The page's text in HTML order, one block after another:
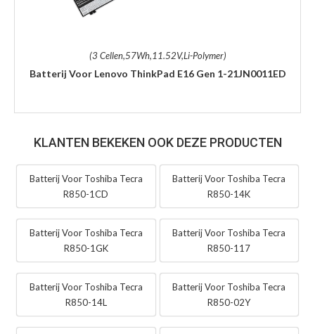
(3 Cellen,57Wh,11.52V,Li-Polymer)
Batterij Voor Lenovo ThinkPad E16 Gen 1-21JN0011ED
KLANTEN BEKEKEN OOK DEZE PRODUCTEN
Batterij Voor Toshiba Tecra
R850-1CD
Batterij Voor Toshiba Tecra
R850-14K
Batterij Voor Toshiba Tecra
R850-1GK
Batterij Voor Toshiba Tecra
R850-117
Batterij Voor Toshiba Tecra
R850-14L
Batterij Voor Toshiba Tecra
R850-02Y